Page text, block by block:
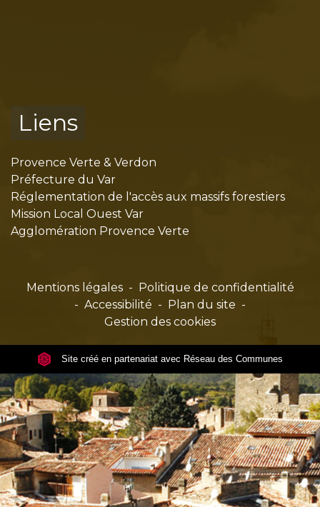
Liens
Provence Verte & Verdon
Préfecture du Var
Réglementation de l'accès aux massifs forestiers
Mission Local Ouest Var
Agglomération Provence Verte
Mentions légales -
Politique de confidentialité
- Accessibilité - Plan du site -
Gestion des cookies
Site créé en partenariat avec Réseau des Communes